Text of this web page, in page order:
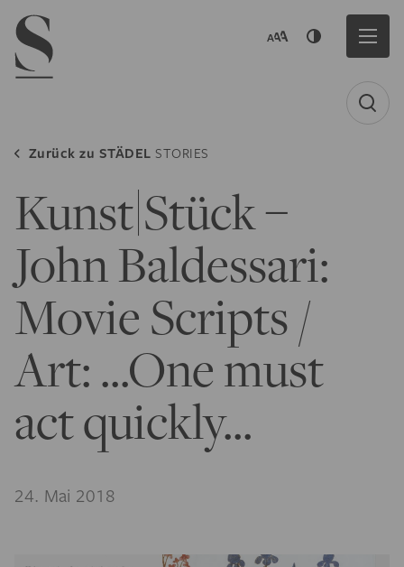
Navigation menu
Zurück zu STÄDEL STORIES
Kunst|Stück –
John Baldessari:
Movie Scripts /
Art: ...One must
act quickly...
24. Mai 2018